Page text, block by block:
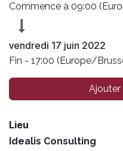
Commence à 09:00 (
vendredi 17 juin 2022
Fin - 17:00 (Europe/
Ajouter
Lieu
Idealis Consulting